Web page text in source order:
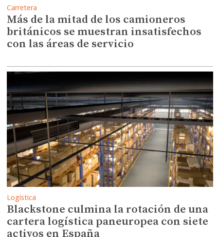
Carretera
Más de la mitad de los camioneros
británicos se muestran insatisfechos
con las áreas de servicio
Logística
Blackstone culmina la rotación de una
cartera logística paneuropea con siete
activos en España